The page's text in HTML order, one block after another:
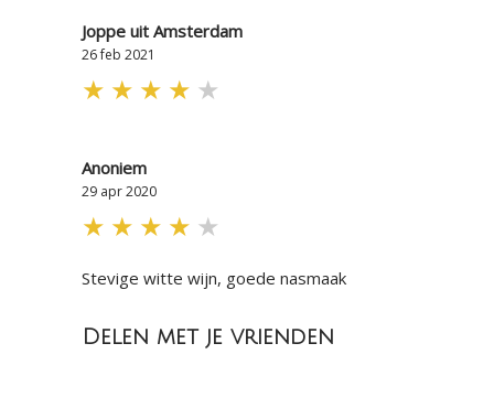
Joppe uit Amsterdam
26 feb 2021
★ ★ ★ ★ ★
Anoniem
29 apr 2020
★ ★ ★ ★ ★
Stevige witte wijn, goede nasmaak
Delen met je vrienden